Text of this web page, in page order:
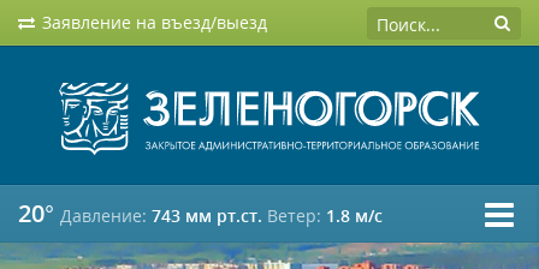
Заявление на въезд/выезд
20° Давление: 743 мм рт.ст. Ветер: 1.8 м/c